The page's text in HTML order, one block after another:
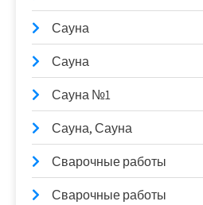
Сауна
Сауна
Сауна №1
Сауна, Сауна
Сварочные работы
Сварочные работы